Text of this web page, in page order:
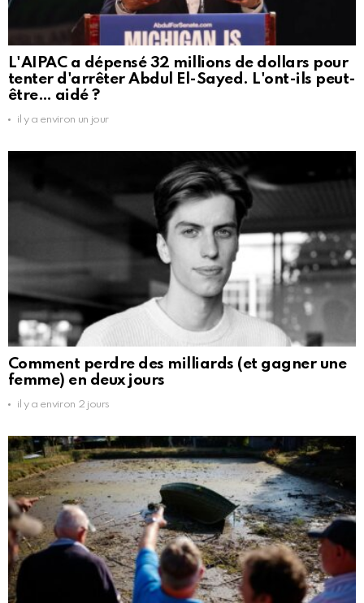
L'AIPAC a dépensé 32 millions de dollars pour
tenter d'arrêter Abdul El-Sayed. L'ont-ils peut-
être… aidé ?
il y a environ un jour
Comment perdre des milliards (et gagner une
femme) en deux jours
il y a environ 2 jours